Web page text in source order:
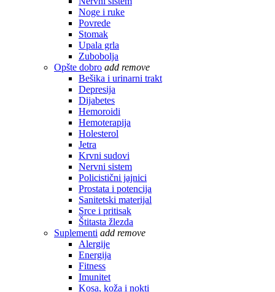
Noge i ruke
Povrede
Stomak
Upala grla
Zubobolja
Opšte dobro add remove
Bešika i urinarni trakt
Depresija
Dijabetes
Hemoroidi
Hemoterapija
Holesterol
Jetra
Krvni sudovi
Nervni sistem
Policistični jajnici
Prostata i potencija
Sanitetski materijal
Srce i pritisak
Štitasta žlezda
Suplementi add remove
Alergije
Energija
Fitness
Imunitet
Kosa, koža i nokti